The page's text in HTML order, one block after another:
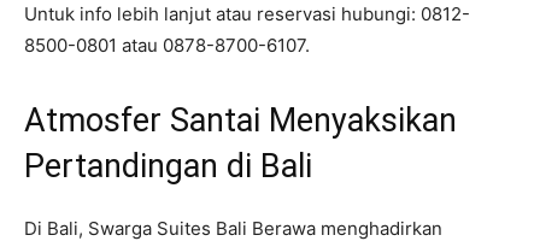
Untuk info lebih lanjut atau reservasi hubungi: 0812-
8500-0801 atau 0878-8700-6107.
Atmosfer Santai Menyaksikan
Pertandingan di Bali
Di Bali, Swarga Suites Bali Berawa menghadirkan